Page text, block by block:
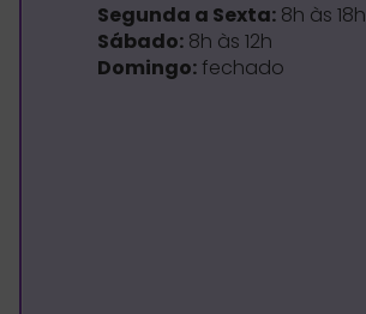
Segunda a Sexta: 8h às 18h
Sábado: 8h às 12h
Domingo: fechado